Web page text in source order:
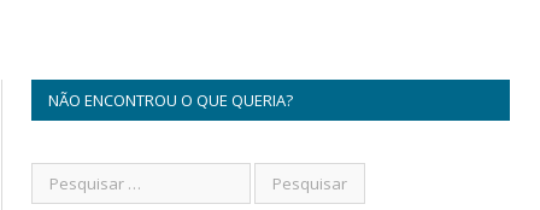
NÃO ENCONTROU O QUE QUERIA?